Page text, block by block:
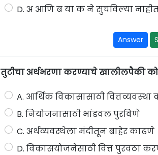
D. अ आणि ब या क ने सुचविल्या
Answer
तुटीचा अर्थभरणा करण्याचे खालीलपैकी
A. आर्थिक विकासासाठी
B. नियोजनासाठी भांडवल पुरविणे
C. अर्थव्यवस्थेला मंदीतून बाहेर काढणे
D. विकासयोजनेसाठी वित्त पुरवठा